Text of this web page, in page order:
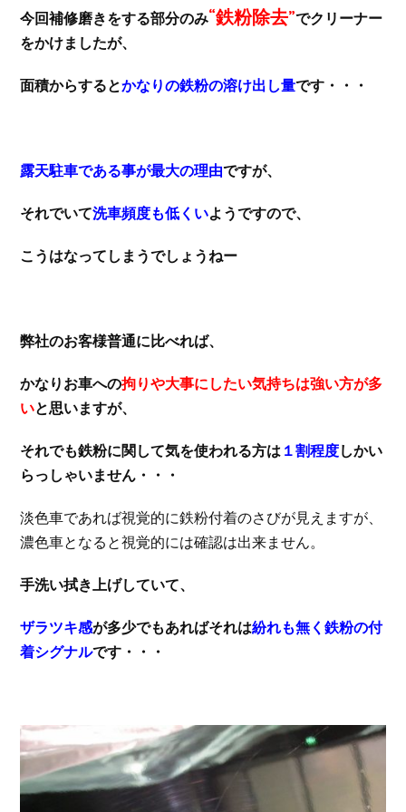
今回補修磨きをする部分のみ“鉄粉除去”でクリーナー
をかけましたが、
面積からするとかなりの鉄粉の溶け出し量です・・・
露天駐車である事が最大の理由ですが、
それでいて洗車頻度も低くいようですので、
こうはなってしまうでしょうねー
弊社のお客様普通に比べれば、
かなりお車への拘りや大事にしたい気持ちは強い方が多
いと思いますが、
それでも鉄粉に関して気を使われる方は １割程度しかい
らっしゃいません・・・
淡色車であれば視覚的に鉄粉付着のさびが見えますが、
濃色車となると視覚的には確認は出来ません。
手洗い拭き上げしていて、
ザラツキ感が多少でもあればそれは紛れも無く鉄粉の付
着シグナルです・・・